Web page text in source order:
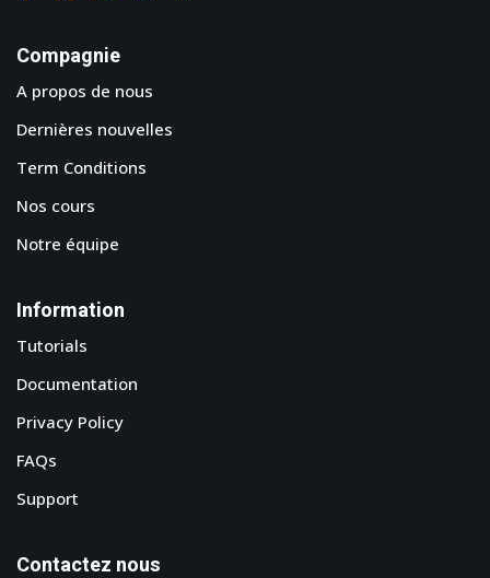
Compagnie
A propos de nous
Dernières nouvelles
Term Conditions
Nos cours
Notre équipe
Information
Tutorials
Documentation
Privacy Policy
FAQs
Support
Contactez nous